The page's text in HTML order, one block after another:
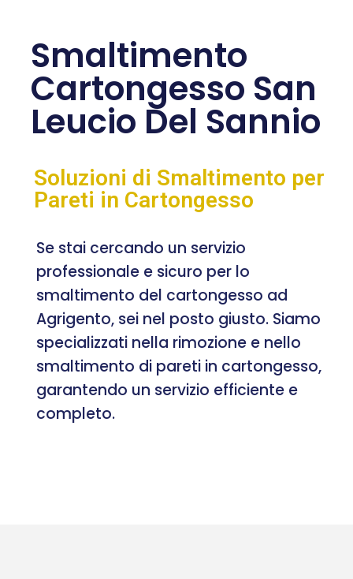
Smaltimento
Cartongesso San
Leucio Del Sannio
Soluzioni di Smaltimento per
Pareti in Cartongesso
Se stai cercando un servizio
professionale e sicuro per lo
smaltimento del cartongesso ad
Agrigento, sei nel posto giusto. Siamo
specializzati nella rimozione e nello
smaltimento di pareti in cartongesso,
garantendo un servizio efficiente e
completo.